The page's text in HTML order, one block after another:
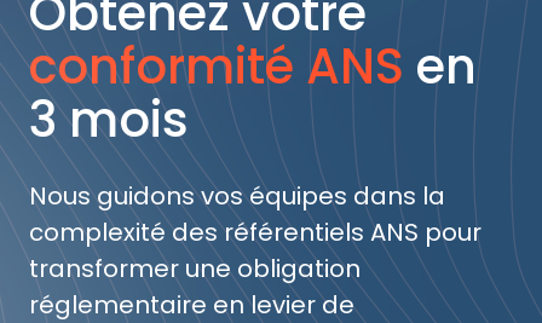
conformité ANS en
3 mois
Nous guidons vos équipes dans la
complexité des référentiels ANS pour
transformer une obligation
réglementaire en levier de